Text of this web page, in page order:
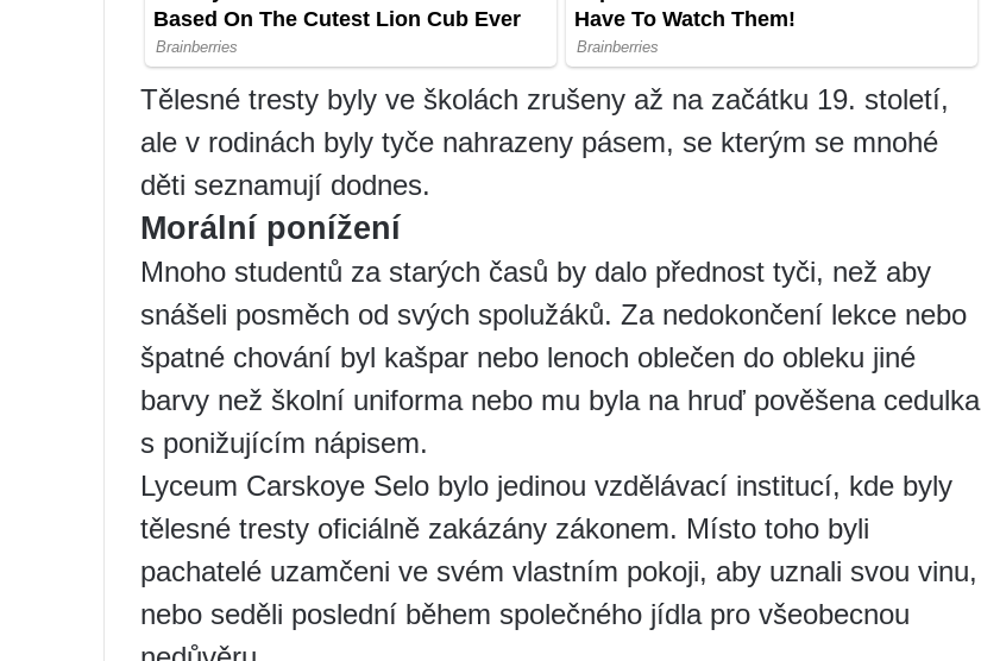
Tělesné tresty byly ve školách zrušeny až na začátku 19. století,
ale v rodinách byly tyče nahrazeny pásem, se kterým se mnohé
děti seznamují dodnes.
Morální ponížení
Mnoho studentů za starých časů by dalo přednost tyči, než aby
snášeli posměch od svých spolužáků. Za nedokončení lekce nebo
špatné chování byl kašpar nebo lenoch oblečen do obleku jiné
barvy než školní uniforma nebo mu byla na hruď pověšena cedulka
s ponižujícím nápisem.
Lyceum Carskoye Selo bylo jedinou vzdělávací institucí, kde byly
tělesné tresty oficiálně zakázány zákonem. Místo toho byli
pachatelé uzamčeni ve svém vlastním pokoji, aby uznali svou vinu,
nebo seděli poslední během společného jídla pro všeobecnou